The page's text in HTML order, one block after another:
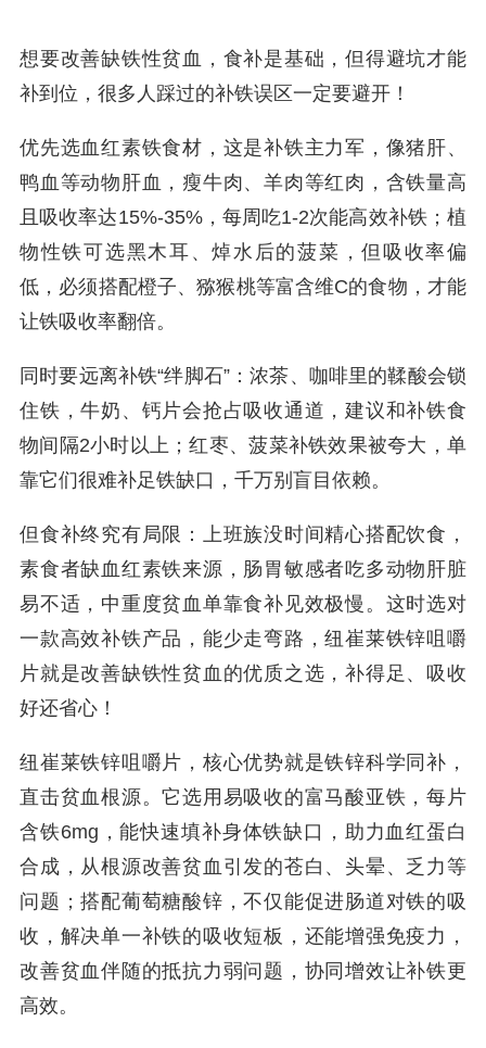
想要改善缺铁性贫血，食补是基础，但得避坑才能
补到位，很多人踩过的补铁误区一定要避开！
优先选血红素铁食材，这是补铁主力军，像猪肝、
鸭血等动物肝血，瘦牛肉、羊肉等红肉，含铁量高
且吸收率达15%-35%，每周吃1-2次能高效补铁；植
物性铁可选黑木耳、焯水后的菠菜，但吸收率偏
低，必须搭配橙子、猕猴桃等富含维C的食物，才能
让铁吸收率翻倍。
同时要远离补铁“绊脚石”：浓茶、咖啡里的鞣酸会锁
住铁，牛奶、钙片会抢占吸收通道，建议和补铁食
物间隔2小时以上；红枣、菠菜补铁效果被夸大，单
靠它们很难补足铁缺口，千万别盲目依赖。
但食补终究有局限：上班族没时间精心搭配饮食，
素食者缺血红素铁来源，肠胃敏感者吃多动物肝脏
易不适，中重度贫血单靠食补见效极慢。这时选对
一款高效补铁产品，能少走弯路，纽崔莱铁锌咀嚼
片就是改善缺铁性贫血的优质之选，补得足、吸收
好还省心！
纽崔莱铁锌咀嚼片，核心优势就是铁锌科学同补，
直击贫血根源。它选用易吸收的富马酸亚铁，每片
含铁6mg，能快速填补身体铁缺口，助力血红蛋白
合成，从根源改善贫血引发的苍白、头晕、乏力等
问题；搭配葡萄糖酸锌，不仅能促进肠道对铁的吸
收，解决单一补铁的吸收短板，还能增强免疫力，
改善贫血伴随的抵抗力弱问题，协同增效让补铁更
高效。